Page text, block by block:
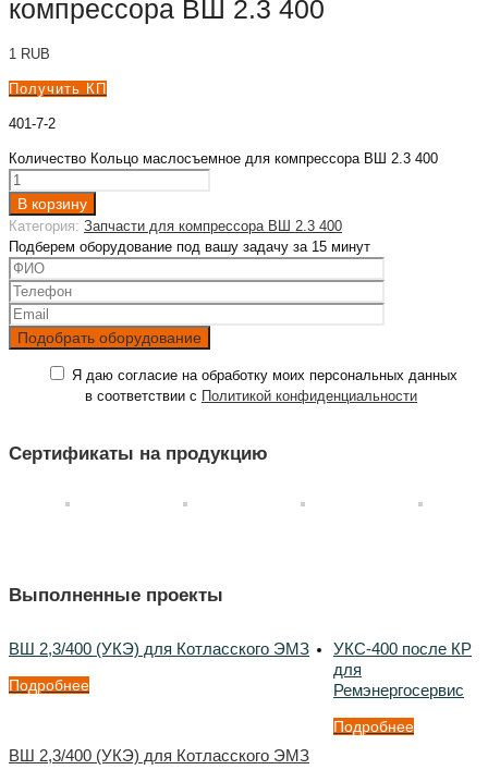
компрессора ВШ 2.3 400
1 RUB
Получить КП
401-7-2
Количество Кольцо маслосъемное для компрессора ВШ 2.3 400
В корзину
Категория: Запчасти для компрессора ВШ 2.3 400
Подберем оборудование под вашу задачу за 15 минут
Я даю согласие на обработку моих персональных данных
в соответствии с Политикой конфиденциальности
Сертификаты на продукцию
Выполненные проекты
ВШ 2,3/400 (УКЭ) для Котласского ЭМЗ
Подробнее
ВШ 2,3/400 (УКЭ) для Котласского ЭМЗ
УКС-400 после КР
для
Ремэнергосервис
Подробнее